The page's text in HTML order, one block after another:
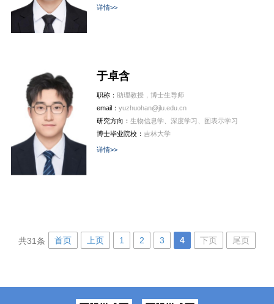
详情>>
于卓含
职称： 助理教授，博士生导师
email： yuzhuohan@jlu.edu.cn
研究方向： 生物信息学、深度学习、图表示学习
博士毕业院校： 吉林大学
详情>>
共31条 首页 上页 1 2 3 4 下页 尾页